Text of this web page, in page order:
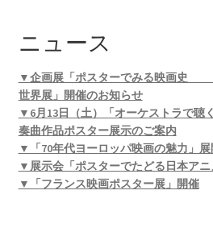
ニュース
▼企画展「ポスターでみる映画
世界展」開催のお知らせ
▼6月13日（土）「オーケストラで聴
奏曲作品ポスター展示のご案内
▼「70年代ヨーロッパ映画の魅力」展
▼展示会「ポスターでたどる日本ア
▼「フランス映画ポスター展」開催